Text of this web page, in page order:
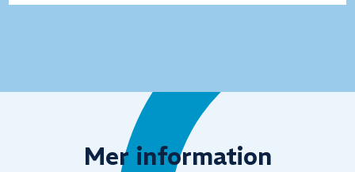
Mer information